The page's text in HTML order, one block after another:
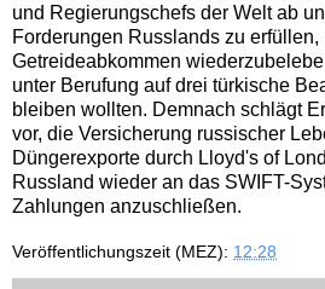
und Regierungschefs der Welt ab
Forderungen Russlands zu erfüllen,
Getreideabkommen
unter Berufung auf drei türkische
bleiben wollten. Demnach schlägt
vor, die Versicherung russischer
Düngerexporte durch Lloyd's of
Russland wieder an das SWIFT-
Zahlungen anzuschließen.
Veröffentlichungszeit (MEZ): 12:28